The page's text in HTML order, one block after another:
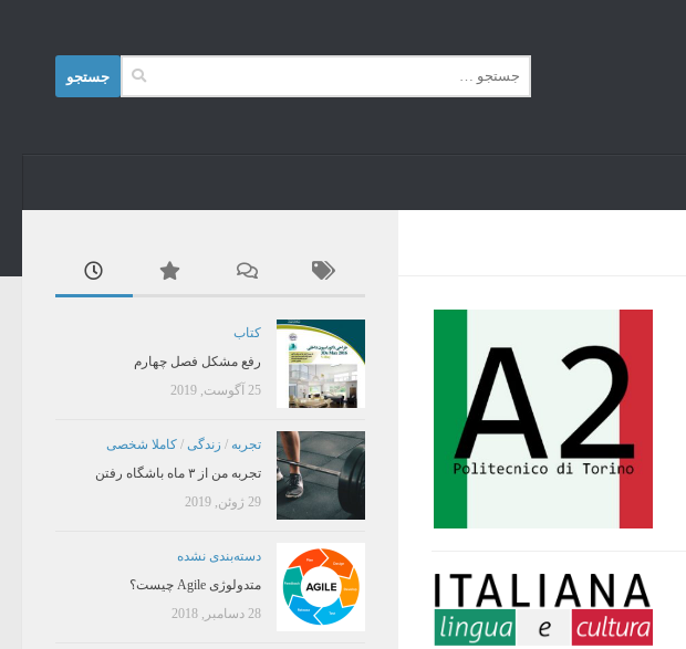
برای:
کتاب
رفع مشکل فصل چهارم
25 آگوست, 2019
تجربه / زندگی / کاملا شخصی
تجربه من از ۳ ماه باشگاه رفتن
29 ژوئن, 2019
دسته‌بندی نشده
متدولوژی Agile چیست؟
28 دسامبر, 2018